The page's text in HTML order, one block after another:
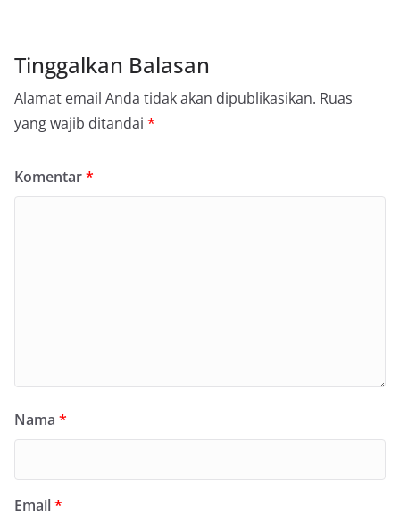
Tinggalkan Balasan
Alamat email Anda tidak akan dipublikasikan. Ruas
yang wajib ditandai *
Komentar*
Nama *
Email*